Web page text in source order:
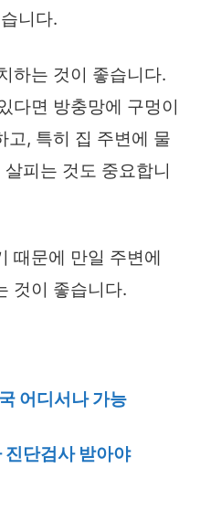
니다.
하는 것이 좋습니다.
다면 방충망에 구멍이
고, 특히 집 주변에 물
피는 것도 중요합니
때문에 만일 주변에
것이 좋습니다.
어디서나 가능
단검사 받아야